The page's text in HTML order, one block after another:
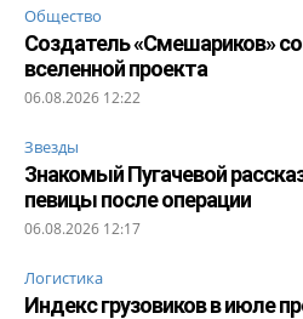
Общество
Создатель «Смешариков»
вселенной проекта
06.08.2026 12:22
Звезды
Знакомый Пугачевой
певицы после операции
06.08.2026 12:17
Логистика
Индекс грузовиков в июле